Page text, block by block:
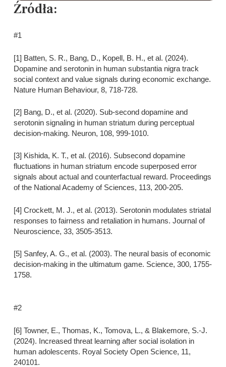
Źródła:
#1
[1] Batten, S. R., Bang, D., Kopell, B. H., et al. (2024).
Dopamine and serotonin in human substantia nigra track
social context and value signals during economic exchange.
Nature Human Behaviour, 8, 718-728.
[2] Bang, D., et al. (2020). Sub-second dopamine and
serotonin signaling in human striatum during perceptual
decision-making. Neuron, 108, 999-1010.
[3] Kishida, K. T., et al. (2016). Subsecond dopamine
fluctuations in human striatum encode superposed error
signals about actual and counterfactual reward. Proceedings
of the National Academy of Sciences, 113, 200-205.
[4] Crockett, M. J., et al. (2013). Serotonin modulates striatal
responses to fairness and retaliation in humans. Journal of
Neuroscience, 33, 3505-3513.
[5] Sanfey, A. G., et al. (2003). The neural basis of economic
decision-making in the ultimatum game. Science, 300, 1755-
1758.
#2
[6] Towner, E., Thomas, K., Tomova, L., & Blakemore, S.-J.
(2024). Increased threat learning after social isolation in
human adolescents. Royal Society Open Science, 11,
240101.